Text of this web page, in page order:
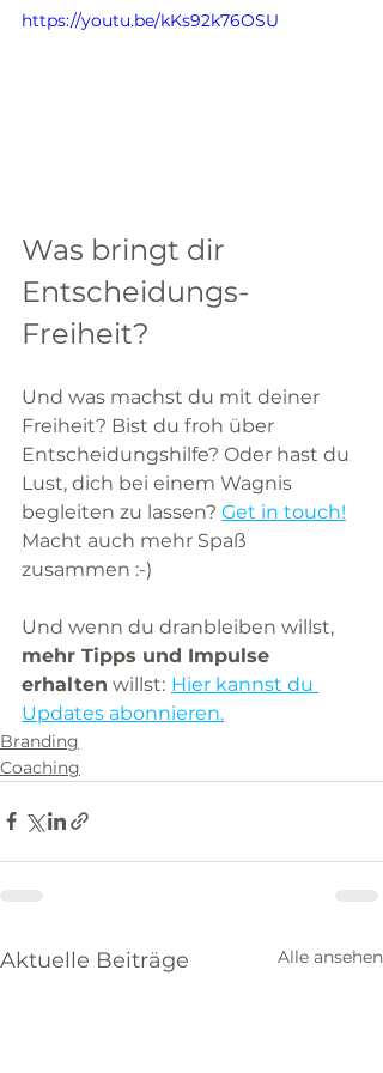
https://youtu.be/kKs92k76OSU
Was bringt dir
Entscheidungs-
Freiheit?
Und was machst du mit deiner
Freiheit? Bist du froh über
Entscheidungshilfe? Oder hast du
Lust, dich bei einem Wagnis
begleiten zu lassen? Get in touch!
Macht auch mehr Spaß
zusammen :-)
Und wenn du dranbleiben willst,
mehr Tipps und Impulse
erhalten willst: Hier kannst du
Updates abonnieren.
Branding
Coaching
Aktuelle Beiträge Alle ansehen